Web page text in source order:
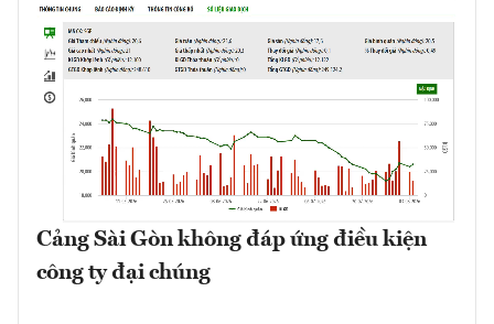
Cảng Sài Gòn không đáp ứng điều kiện
công ty đại chúng